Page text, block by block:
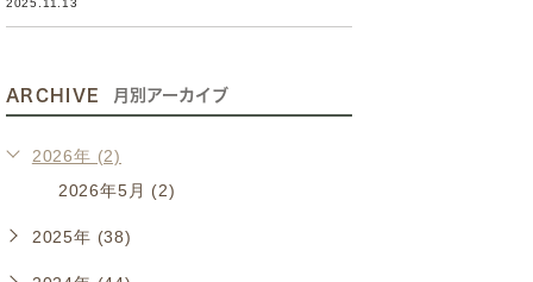
2025.11.13
ARCHIVE 月別アーカイブ
2026年 (2)
2026年5月 (2)
2025年 (38)